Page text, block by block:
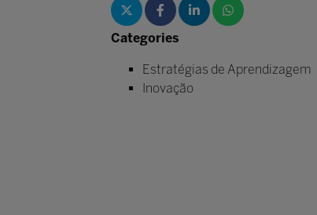
Categories
Estratégias de Aprendizagem
Inovação